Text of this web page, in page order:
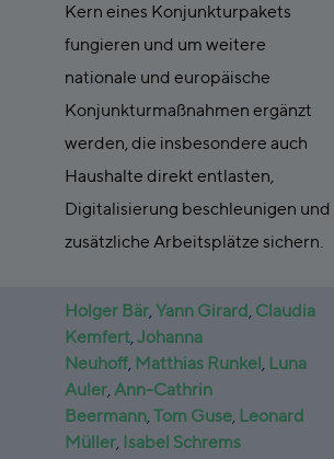
Kern eines Konjunkturpakets
fungieren und um weitere
nationale und europäische
Konjunkturmaßnahmen ergänzt
werden, die insbesondere auch
Haushalte direkt entlasten,
Digitalisierung beschleunigen und
zusätzliche Arbeitsplätze sichern.
Holger Bär,Yann Girard, Claudia
Kemfert,Johanna
Neuhoff, Matthias Runkel , Luna
Auler,Ann-Cathrin
Beermann,Tom Guse, Leonard
Müller, Isabel Schrems